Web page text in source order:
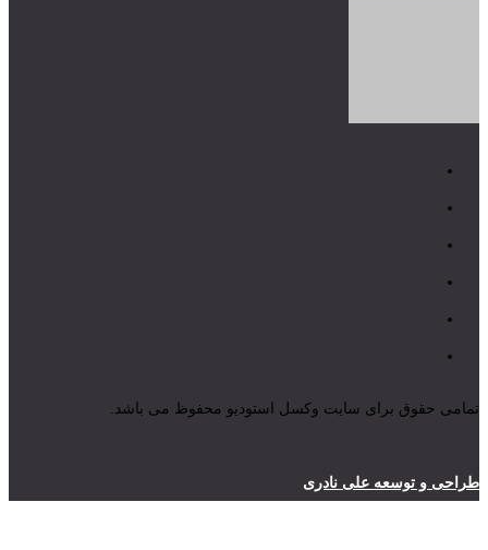
تمامی حقوق برای سایت وکسل استودیو محفوظ می باشد.
طراحی و توسعه علی نادری